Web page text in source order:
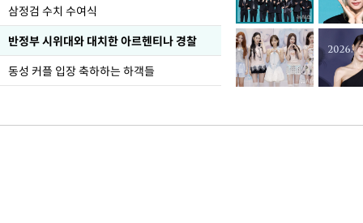
삼정검 수치 수여식
반정부 시위대와 대치한 아르헨티나 경찰
동성 커플 입장 축하하는 하객들